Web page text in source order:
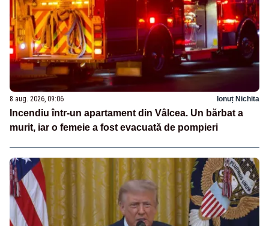
8 aug. 2026, 09:06 Ionuț Nichita
Incendiu într-un apartament din Vâlcea. Un bărbat a
murit, iar o femeie a fost evacuată de pompieri